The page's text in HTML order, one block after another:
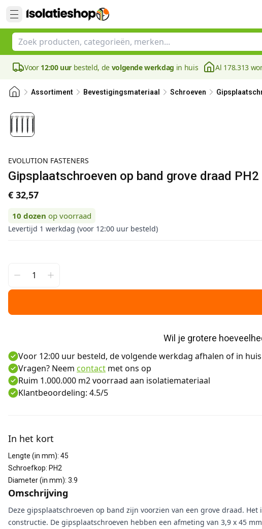
Voor 12:00 uur besteld, de volgende werkdag in huis Al 178.313
Assortiment Bevestigingsmateriaal Schroeven
EVOLUTION FASTENERS
Gipsplaatschroeven op band grove draad
€ 32,57
10 dozen op voorraad
Levertijd 1 werkdag (voor 12:00 uur besteld)
Wil je grotere
Voor 12:00 uur besteld, de volgende werkdag afhalen of in
Vragen? Neem contact met ons op
Ruim 1.000.000 m2 voorraad aan isolatiemateriaal
Klantbeoordeling: 4.5/5
In het kort
Lengte (in mm): 45
Schroefkop: PH2
Diameter (in mm): 3.9
Omschrijving
Deze gipsplaatschroeven op band zijn voorzien van een grove draad.
constructie. De gipsplaatschroeven hebben een afmeting van 3,9 x 45